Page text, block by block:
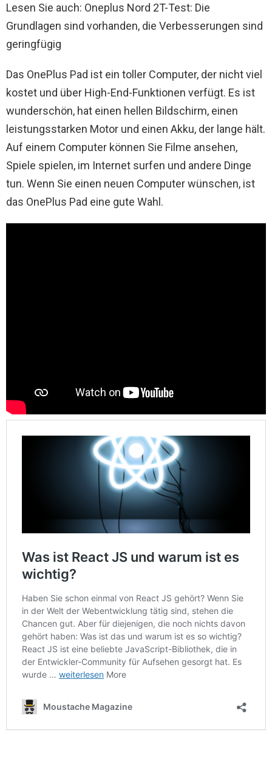
Lesen Sie auch: Oneplus Nord 2T-Test: Die
Grundlagen sind vorhanden, die Verbesserungen sind
geringfügig
Das OnePlus Pad ist ein toller Computer, der nicht viel
kostet und über High-End-Funktionen verfügt. Es ist
wunderschön, hat einen hellen Bildschirm, einen
leistungsstarken Motor und einen Akku, der lange hält.
Auf einem Computer können Sie Filme ansehen,
Spiele spielen, im Internet surfen und andere Dinge
tun. Wenn Sie einen neuen Computer wünschen, ist
das OnePlus Pad eine gute Wahl.